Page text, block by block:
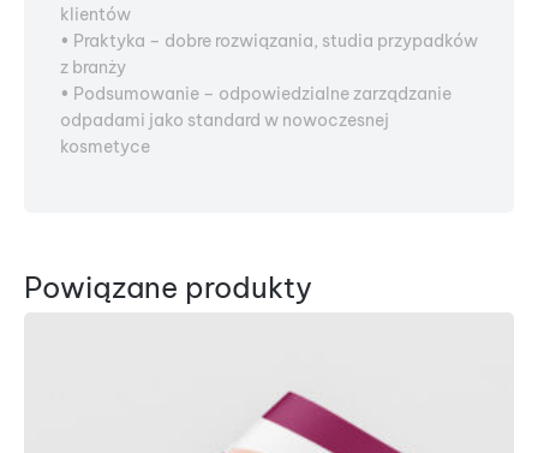
klientów
• Praktyka – dobre rozwiązania, studia przypadków
z branży
• Podsumowanie – odpowiedzialne zarządzanie
odpadami jako standard w nowoczesnej
kosmetyce
Powiązane produkty